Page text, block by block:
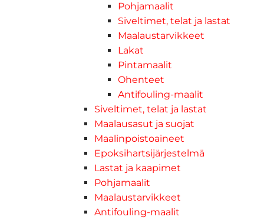
Pohjamaalit
Siveltimet, telat ja lastat
Maalaustarvikkeet
Lakat
Pintamaalit
Ohenteet
Antifouling-maalit
Siveltimet, telat ja lastat
Maalausasut ja suojat
Maalinpoistoaineet
Epoksihartsijärjestelmä
Lastat ja kaapimet
Pohjamaalit
Maalaustarvikkeet
Antifouling-maalit